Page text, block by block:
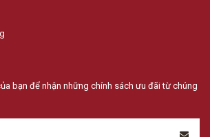
bạn để nhận những chính sách ưu đãi từ chúng